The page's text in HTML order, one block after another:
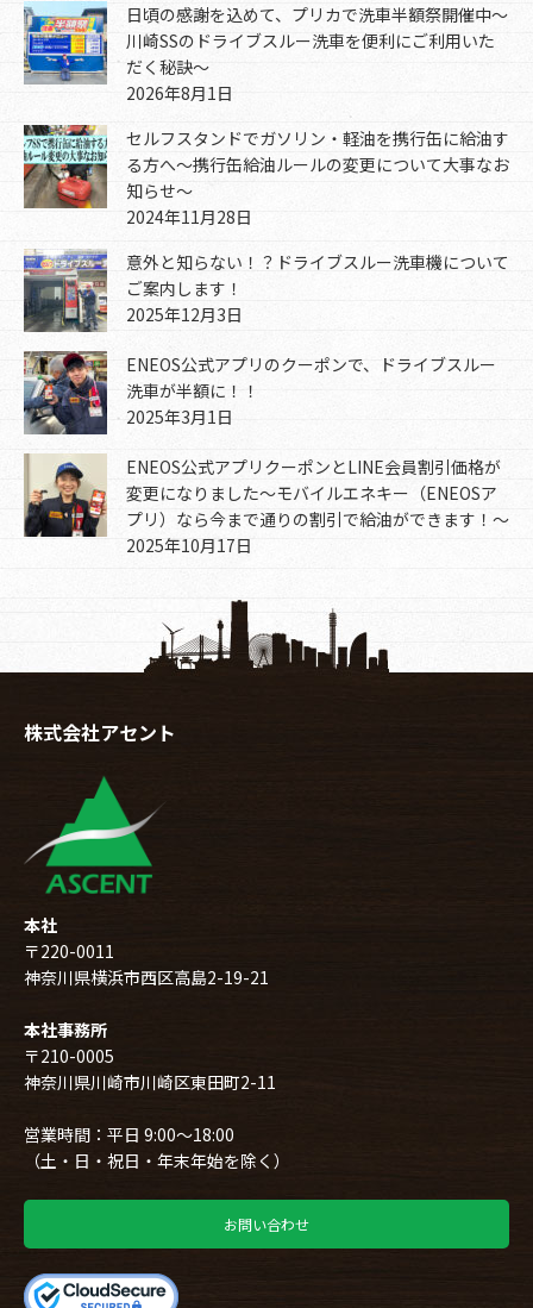
日頃の感謝を込めて、プリカで洗車半額祭開催中～
川崎SSのドライブスルー洗車を便利にご利用いた
だく秘訣～
2026年8月1日
セルフスタンドでガソリン・軽油を携行缶に給油す
る方へ～携行缶給油ルールの変更について大事なお
知らせ～
2024年11月28日
意外と知らない！？ドライブスルー洗車機について
ご案内します！
2025年12月3日
ENEOS公式アプリのクーポンで、ドライブスルー
洗車が半額に！！
2025年3月1日
ENEOS公式アプリクーポンとLINE会員割引価格が
変更になりました～モバイルエネキー（ENEOSア
プリ）なら今まで通りの割引で給油ができます！～
2025年10月17日
株式会社アセント
本社
〒220-0011
神奈川県横浜市西区高島2-19-21
本社事務所
〒210-0005
神奈川県川崎市川崎区東田町2-11
営業時間：平日 9:00～18:00
（土・日・祝日・年末年始を除く）
お問い合わせ